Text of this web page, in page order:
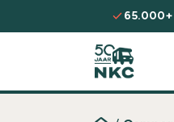
Spring naar de inhoud
check